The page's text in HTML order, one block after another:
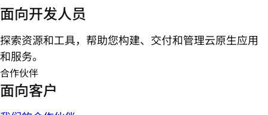
面向开发人员
探索资源和工具，帮助您构建、交付和管理云原生应用
和服务。
合作伙伴
面向客户